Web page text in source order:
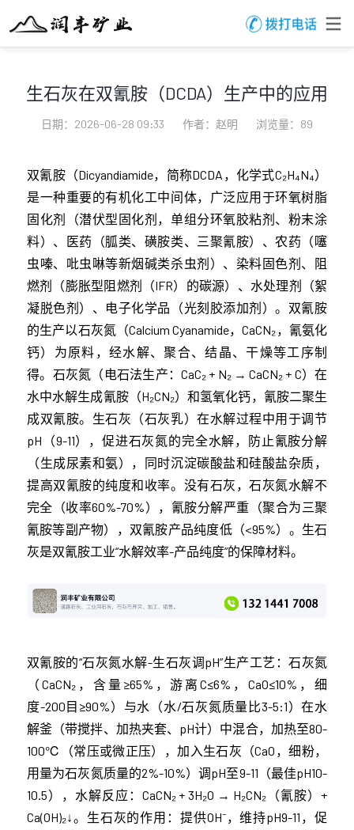
生石灰在双氰胺（DCDA）生产中的应用
日期：2026-06-28 09:33 作者：赵明 浏览量：89
双氰胺（Dicyandiamide，简称DCDA，化学式C₂H₄N₄）
是一种重要的有机化工中间体，广泛应用于环氧树脂
固化剂（潜伏型固化剂，单组分环氧胶粘剂、粉末涂
料）、医药（胍类、磺胺类、三聚氰胺）、农药（噻
虫嗪、吡虫啉等新烟碱类杀虫剂）、染料固色剂、阻
燃剂（膨胀型阻燃剂（IFR）的碳源）、水处理剂（絮
凝脱色剂）、电子化学品（光刻胶添加剂）。双氰胺
的生产以石灰氮（Calcium Cyanamide，CaCN₂，氰氨化
钙）为原料，经水解、聚合、结晶、干燥等工序制
得。石灰氮（电石法生产：CaC₂ + N₂ → CaCN₂ + C）在
水中水解生成氰胺（H₂CN₂）和氢氧化钙，氰胺二聚生
成双氰胺。生石灰（石灰乳）在水解过程中用于调节
pH（9-11），促进石灰氮的完全水解，防止氰胺分解
（生成尿素和氨），同时沉淀碳酸盐和硅酸盐杂质，
提高双氰胺的纯度和收率。没有石灰，石灰氮水解不
完全（收率60%-70%），氰胺分解严重（聚合为三聚
氰胺等副产物），双氰胺产品纯度低（<95%）。生石
灰是双氰胺工业“水解效率-产品纯度”的保障材料。
双氰胺的“石灰氮水解-生石灰调pH”生产工艺：石灰氮
（CaCN₂，含量≥65%，游离C≤6%，CaO≤10%，细
度-200目≥90%）与水（水/石灰氮质量比3-5:1）在水
解釜（带搅拌、加热夹套、pH计）中混合，加热至80-
100℃（常压或微正压），加入生石灰（CaO，细粉，
用量为石灰氮质量的2%-10%）调pH至9-11（最佳pH10-
10.5），水解反应：CaCN₂ + 3H₂O → H₂CN₂（氰胺）+
Ca(OH)₂↓。生石灰的作用：提供OH⁻，维持pH9-11，促